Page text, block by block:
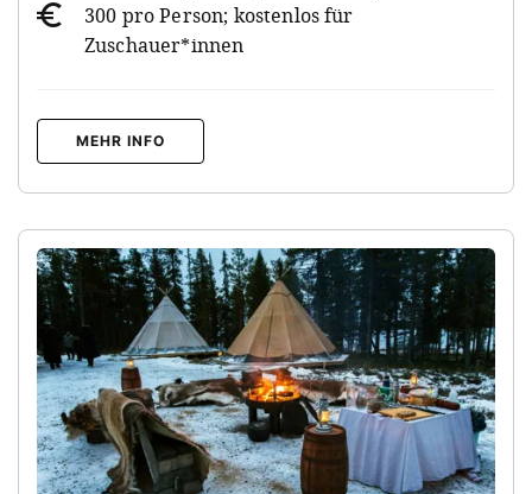
300 pro Person; kostenlos für
Zuschauer*innen
MEHR INFO